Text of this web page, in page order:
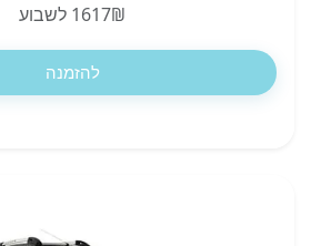
1617₪ לשבוע
להזמנה